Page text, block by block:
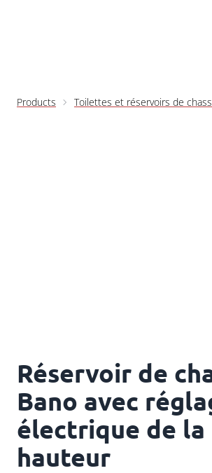
Products Toilettes et réservoirs de
Réservoir de
Bano avec
électrique de la
hauteur